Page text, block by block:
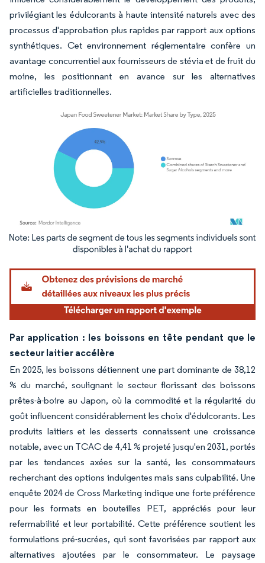
privilégiant les édulcorants à haute intensité naturels avec des
processus d'approbation plus rapides par rapport aux options
synthétiques. Cet environnement réglementaire confère un
avantage concurrentiel aux fournisseurs de stévia et de fruit du
moine, les positionnant en avance sur les alternatives
artificielles traditionnelles.
Image © Mordor Intelligence. La réutilisation nécessite une attribution sous CC BY
Par application : les boissons en tête pendant que le
secteur laitier accélère
En 2025, les boissons détiennent une part dominante de 38,12
% du marché, soulignant le secteur florissant des boissons
prêtes-à-boire au Japon, où la commodité et la régularité du
goût influencent considérablement les choix d'édulcorants. Les
produits laitiers et les desserts connaissent une croissance
notable, avec un TCAC de 4,41 % projeté jusqu'en 2031, portés
par les tendances axées sur la santé, les consommateurs
recherchant des options indulgentes mais sans culpabilité. Une
enquête 2024 de Cross Marketing indique une forte préférence
pour les formats en bouteilles PET, appréciés pour leur
refermabilité et leur portabilité. Cette préférence soutient les
formulations pré-sucrées, qui sont favorisées par rapport aux
alternatives ajoutées par le consommateur. Le paysage